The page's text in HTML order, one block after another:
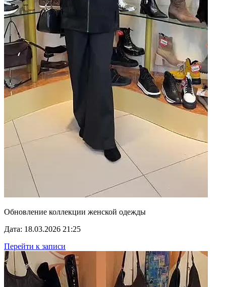
Обновление коллекции женской одежды
Дата: 18.03.2026 21:25
Перейти к записи